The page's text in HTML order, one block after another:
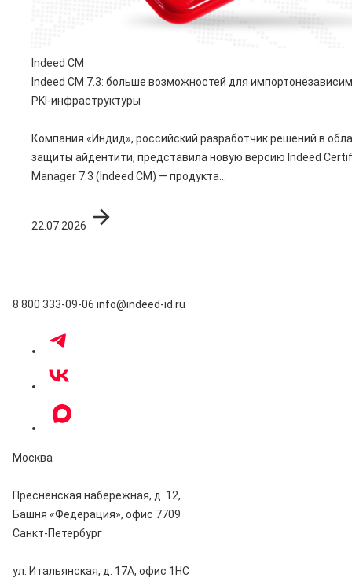
Indeed CM
Indeed CM 7.3: больше возможностей для
PKI-инфраструктуры
Компания «Индид», российский разработчик решений в
защиты айдентити, представила новую версию Indeed
Manager 7.3 (Indeed CM) — продукта...
22.07.2026
8 800 333-09-06 info@indeed-id.ru
Москва
Пресненская набережная, д. 12,
Башня «Федерация», офис 7709
Санкт-Петербург
ул. Итальянская, д. 17А, офис 1НC